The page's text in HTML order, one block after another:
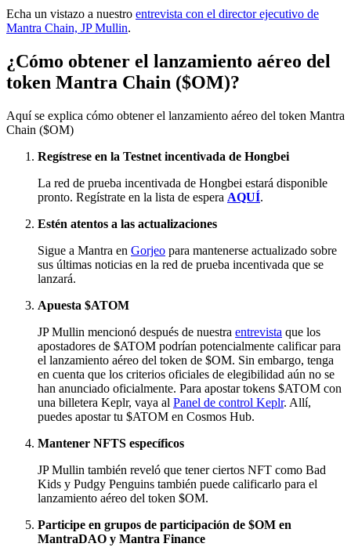
Echa un vistazo a nuestro entrevista con el director ejecutivo de
Mantra Chain, JP Mullin.
¿Cómo obtener el lanzamiento aéreo del
token Mantra Chain ($OM)?
Aquí se explica cómo obtener el lanzamiento aéreo del token Mantra
Chain ($OM)
Regístrese en la Testnet incentivada de Hongbei
La red de prueba incentivada de Hongbei estará disponible
pronto. Regístrate en la lista de espera AQUÍ.
Estén atentos a las actualizaciones
Sigue a Mantra en Gorjeo para mantenerse actualizado sobre
sus últimas noticias en la red de prueba incentivada que se
lanzará.
Apuesta $ATOM
JP Mullin mencionó después de nuestra entrevista que los
apostadores de $ATOM podrían potencialmente calificar para
el lanzamiento aéreo del token de $OM. Sin embargo, tenga
en cuenta que los criterios oficiales de elegibilidad aún no se
han anunciado oficialmente. Para apostar tokens $ATOM con
una billetera Keplr, vaya al Panel de control Keplr. Allí,
puedes apostar tu $ATOM en Cosmos Hub.
Mantener NFTS específicos
JP Mullin también reveló que tener ciertos NFT como Bad
Kids y Pudgy Penguins también puede calificarlo para el
lanzamiento aéreo del token $OM.
Participe en grupos de participación de $OM en
MantraDAO y Mantra Finance